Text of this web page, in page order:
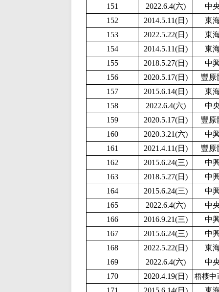
151
2022.6.4(六)
中
152
2014.5.11(日)
東
153
2022.5.22(日)
東
154
2014.5.11(日)
東
155
2018.5.27(日)
中
156
2020.5.17(日)
豐原
157
2015.6.14(日)
東
158
2022.6.4(六)
中
159
2020.5.17(日)
豐原
160
2020.3.21(六)
中
161
2021.4.11(日)
豐原
162
2015.6.24(三)
中
163
2018.5.27(日)
中
164
2015.6.24(三)
中
165
2022.6.4(六)
中
166
2016.9.21(三)
中
167
2015.6.24(三)
中
168
2022.5.22(日)
東
169
2022.6.4(六)
中
170
2020.4.19(日) 梧棲中
171 2015.6.14(日) 東